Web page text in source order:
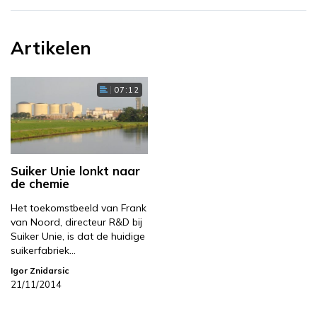
Artikelen
07:12
Suiker Unie lonkt naar
de chemie
Het toekomstbeeld van Frank
van Noord, directeur R&D bij
Suiker Unie, is dat de huidige
suikerfabriek…
Igor Znidarsic
21/11/2014